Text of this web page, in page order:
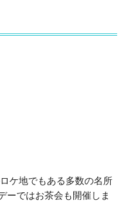
ケ地でもある多数の名所
ーではお茶会も開催しま